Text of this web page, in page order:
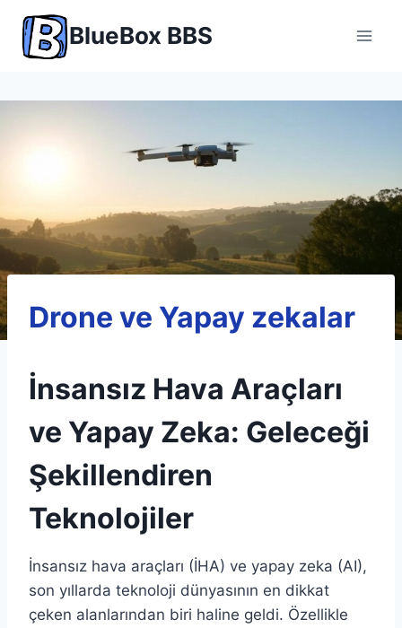
content
BlueBox BBS
Drone ve Yapay zekalar
İnsansız Hava Araçları
ve Yapay Zeka: Geleceği
Şekillendiren
Teknolojiler
İnsansız hava araçları (İHA) ve yapay zeka (AI),
son yıllarda teknoloji dünyasının en dikkat
çeken alanlarından biri haline geldi. Özellikle